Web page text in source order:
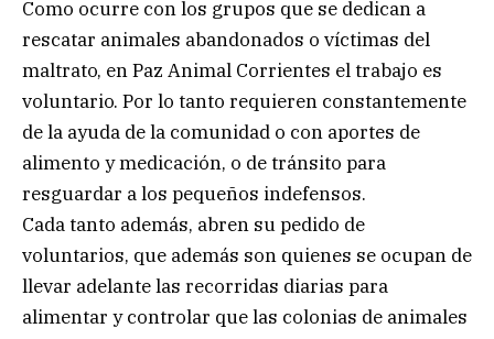
Como ocurre con los grupos que se dedican a
rescatar animales abandonados o víctimas del
maltrato, en Paz Animal Corrientes el trabajo es
voluntario. Por lo tanto requieren constantemente
de la ayuda de la comunidad o con aportes de
alimento y medicación, o de tránsito para
resguardar a los pequeños indefensos.
Cada tanto además, abren su pedido de
voluntarios, que además son quienes se ocupan de
llevar adelante las recorridas diarias para
alimentar y controlar que las colonias de animales